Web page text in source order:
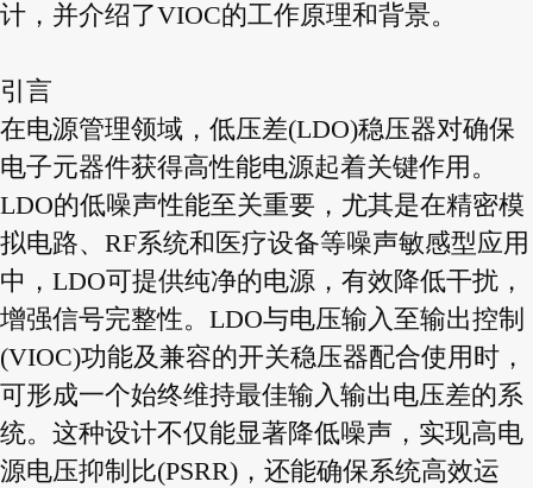
计，并介绍了VIOC的工作原理和背景。
引言
在电源管理领域，低压差(LDO)稳压器对确保
电子元器件获得高性能电源起着关键作用。
LDO的低噪声性能至关重要，尤其是在精密模
拟电路、RF系统和医疗设备等噪声敏感型应用
中，LDO可提供纯净的电源，有效降低干扰，
增强信号完整性。LDO与电压输入至输出控制
(VIOC)功能及兼容的开关稳压器配合使用时，
可形成一个始终维持最佳输入输出电压差的系
统。这种设计不仅能显著降低噪声，实现高电
源电压抑制比(PSRR)，还能确保系统高效运